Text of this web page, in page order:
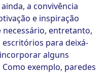
a convivência
e inspiração
necessário, entretanto,
para deixá-
alguns
exemplo, paredes